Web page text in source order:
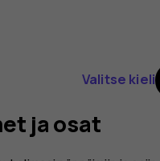
Valitse kieli
ja osat